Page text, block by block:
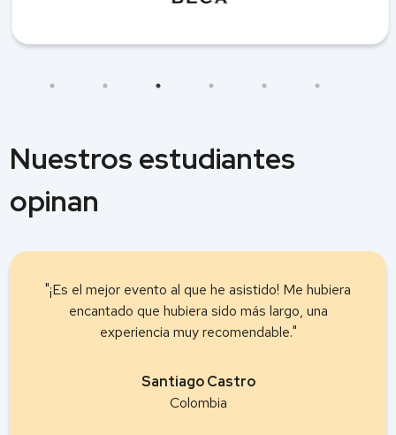
Nuestros estudiantes
opinan
"¡Es el mejor evento al que he asistido! Me hubiera
encantado que hubiera sido más largo, una
experiencia muy recomendable."
Santiago Castro
Colombia